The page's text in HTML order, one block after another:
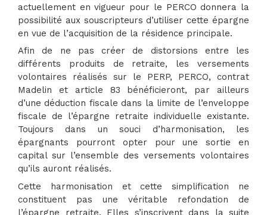
actuellement en vigueur pour le PERCO donnera la
possibilité aux souscripteurs d’utiliser cette épargne
en vue de l’acquisition de la résidence principale.
Afin de ne pas créer de distorsions entre les
différents produits de retraite, les versements
volontaires réalisés sur le PERP, PERCO, contrat
Madelin et article 83 bénéficieront, par ailleurs
d’une déduction fiscale dans la limite de l’enveloppe
fiscale de l’épargne retraite individuelle existante.
Toujours dans un souci d’harmonisation, les
épargnants pourront opter pour une sortie en
capital sur l’ensemble des versements volontaires
qu’ils auront réalisés.
Cette harmonisation et cette simplification ne
constituent pas une véritable refondation de
l’épargne retraite. Elles s’inscrivent dans la suite